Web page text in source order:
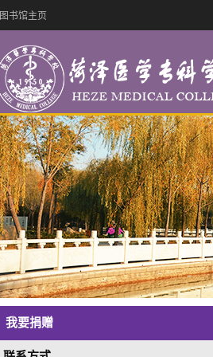
图书馆主页
我要捐赠